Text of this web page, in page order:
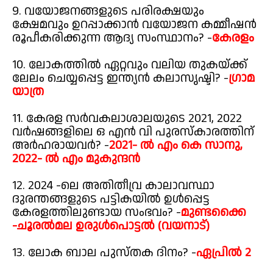
9. വയോജനങ്ങളുടെ പരിരക്ഷയും
ക്ഷേമവും ഉറപ്പാക്കാൻ വയോജന കമ്മീഷൻ
രൂപീകരിക്കുന്ന ആദ്യ സംസ്ഥാനം? -കേരളം
10. ലോകത്തിൽ ഏറ്റവും വലിയ തുകയ്ക്ക്
ലേലം ചെയ്യപ്പെട്ട ഇന്ത്യൻ കലാസൃഷ്ടി? -ഗ്രാമ
യാത്ര
11. കേരള സർവകലാശാലയുടെ 2021, 2022
വർഷങ്ങളിലെ ഒ എൻ വി പുരസ്കാരത്തിന്
അർഹരായവർ? -2021- ൽ എം കെ സാനു,
2022- ൽ എം മുകുന്ദൻ
12. 2024 -ലെ അതിതീവ്ര കാലാവസ്ഥാ
ദുരന്തങ്ങളുടെ പട്ടികയിൽ ഉൾപ്പെട്ട
കേരളത്തിലുണ്ടായ സംഭവം? -മുണ്ടക്കൈ
-ചൂരൽമല ഉരുൾപൊട്ടൽ (വയനാട്)
13. ലോക ബാല പുസ്തക ദിനം? -ഏപ്രിൽ 2